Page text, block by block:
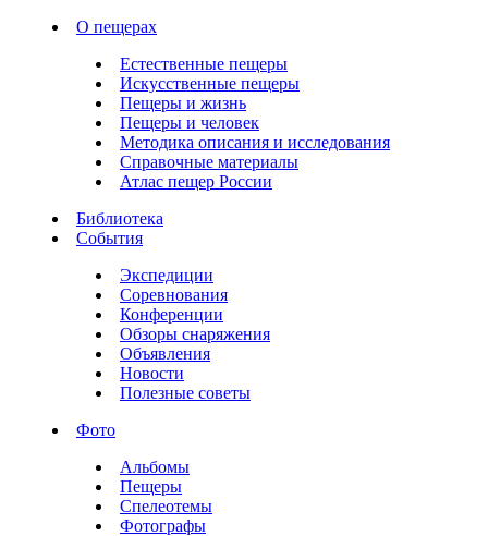
О пещерах
Естественные пещеры
Искусственные пещеры
Пещеры и жизнь
Пещеры и человек
Методика описания и исследования
Справочные материалы
Атлас пещер России
Библиотека
События
Экспедиции
Соревнования
Конференции
Обзоры снаряжения
Объявления
Новости
Полезные советы
Фото
Альбомы
Пещеры
Спелеотемы
Фотографы